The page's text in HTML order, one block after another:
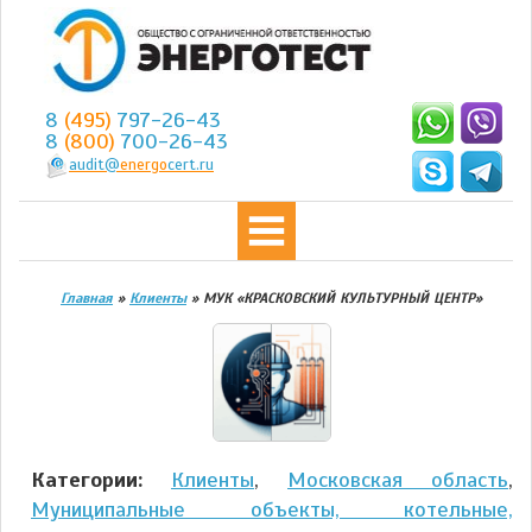
8 (495) 797-26-43
8 (800) 700-26-43
audit@energocert.ru
Главная » Клиенты» МУК «КРАСКОВСКИЙ КУЛЬТУРНЫЙ ЦЕНТР»
Категории: Клиенты, Московская область,
Муниципальные объекты, котельные,